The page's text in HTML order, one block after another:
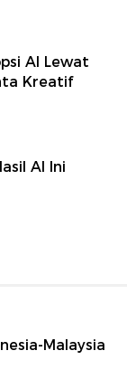
AI Lewat
Kreatif
AI Ini
Malaysia